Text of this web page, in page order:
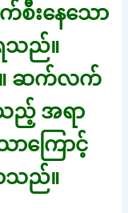
စီးနေသော
သည်။
။ ဆက်လက်
သည့် အရာ
ကြောင့်
သည်။